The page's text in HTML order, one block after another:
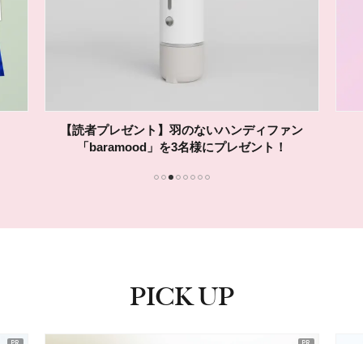
【読者プレゼント】羽のないハンディファン
「baramood」を3名様にプレゼント！
PICK UP